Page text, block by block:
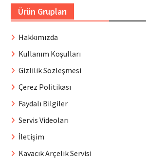
Ürün Grupları
Hakkımızda
Kullanım Koşulları
Gizlilik Sözleşmesi
Çerez Politikası
Faydalı Bilgiler
Servis Videoları
İletişim
Kavacık Arçelik Servisi